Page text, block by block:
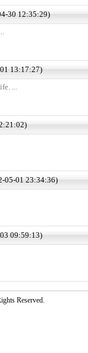
30 12:35:29)
13:17:27)
...
05-01 23:34:36)
09:59:13)
Reserved.